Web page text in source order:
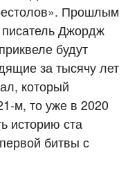
Прошлым
писатель Джордж
будут
за тысячу лет
который
м, то уже в 2020
историю ста
битвы с